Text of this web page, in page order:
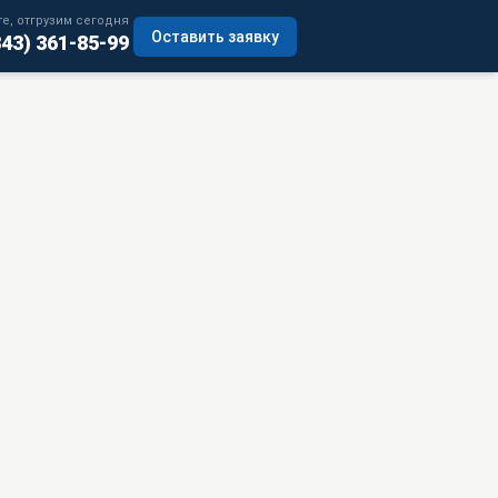
отгрузим сегодня
361-85-99 Оставить заявку